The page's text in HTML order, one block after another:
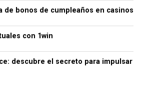
de bonos de cumpleaños en casinos
con 1win
descubre el secreto para impulsar